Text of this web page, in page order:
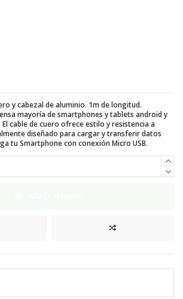
y cabezal de aluminio. 1m de longitud.
mayoría de smartphones y tablets android y
cable de cuero ofrece estilo y resistencia a
diseñado para cargar y transferir datos
tu Smartphone con conexión Micro USB.